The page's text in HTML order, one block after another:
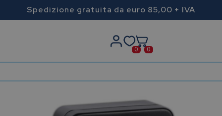
Spedizione gratuita da euro 85,00 + IVA
0 0